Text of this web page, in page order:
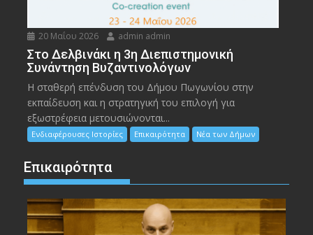
20 Μαΐου 2026 admin admin
Στο Δελβινάκι η 3η Διεπιστημονική
Συνάντηση Βυζαντινολόγων
Η σταθερή επένδυση του Δήμου Πωγωνίου στην
εκπαίδευση και η στρατηγική του επιλογή για
εξωστρέφεια μετουσιώνονται...
Ενδιαφέρουσες Ιστορίες Επικαιρότητα Νέα των Δήμων
Επικαιρότητα